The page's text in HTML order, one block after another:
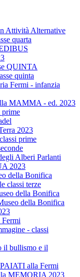
Attività Alternative
quarta
QUINTA
quinta
Fermi - infanzia
MAMMA - ed. 2023
prime
2023
prime
Alberi Parlanti
2023
della Bonifica
classi terze
della Bonifica
della Bonifica
- classi
il bullismo e il
alla Fermi
MEMORIA 2023